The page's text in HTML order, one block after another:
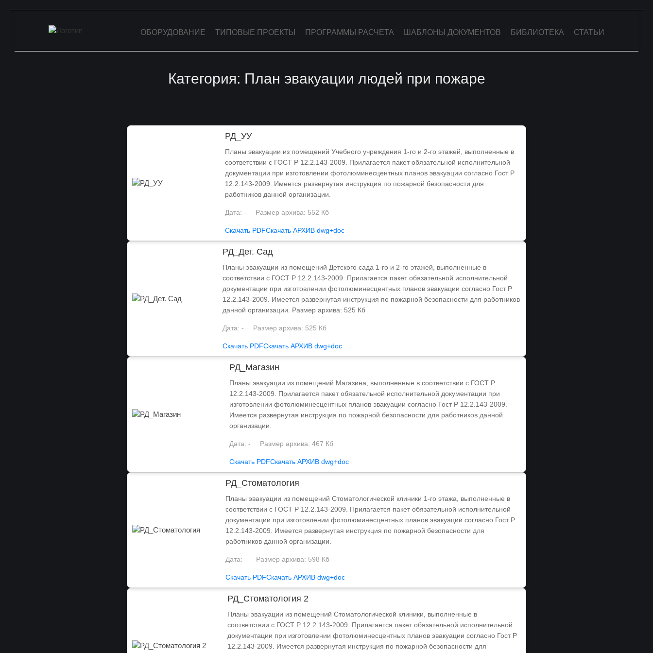
содержанию
ОБОРУДОВАНИЕ ТИПОВЫЕ ПРОЕКТЫ ПРОГРАММЫ РАСЧЕТА ШАБЛОНЫ ДОКУМЕНТОВ БИБЛИОТЕКА СТАТЬИ
Категория: План эвакуации людей при пожаре
РД_Стоматология 2
Планы эвакуации из помещений Стоматологической клиники, выполненные в
соответствии с ГОСТ Р 12.2.143-2009. Прилагается пакет обязательной исполнительной
документации при изготовлении фотолюминесцентных планов эвакуации согласно Гост Р
12.2.143-2009. Имеется развернутая инструкция по пожарной безопасности для
РД_Стоматология
Планы эвакуации из помещений Стоматологической клиники 1-го этажа, выполненные в
соответствии с ГОСТ Р 12.2.143-2009. Прилагается пакет обязательной исполнительной
документации при изготовлении фотолюминесцентных планов эвакуации согласно Гост Р
12.2.143-2009. Имеется развернутая инструкция по пожарной безопасности для
работников данной организации.
Дата: - Размер архива: 598 Кб
Скачать PDFСкачать АРХИВ dwg+doc
РД_Магазин
Планы эвакуации из помещений Магазина, выполненные в соответствии с ГОСТ Р
12.2.143-2009. Прилагается пакет обязательной исполнительной документации при
изготовлении фотолюминесцентных планов эвакуации согласно Гост Р 12.2.143-2009.
Имеется развернутая инструкция по пожарной безопасности для работников данной
организации.
Дата: - Размер архива: 467 Кб
Скачать PDFСкачать АРХИВ dwg+doc
РД_Дет. Сад
Планы эвакуации из помещений Детского сада 1-го и 2-го этажей, выполненные в
соответствии с ГОСТ Р 12.2.143-2009. Прилагается пакет обязательной исполнительной
документации при изготовлении фотолюминесцентных планов эвакуации согласно Гост Р
12.2.143-2009. Имеется развернутая инструкция по пожарной безопасности для работников
данной организации. Размер архива: 525 Кб
Дата: - Размер архива: 525 Кб
Скачать PDFСкачать АРХИВ dwg+doc
РД_УУ
Планы эвакуации из помещений Учебного учреждения 1-го и 2-го этажей, выполненные в
соответствии с ГОСТ Р 12.2.143-2009. Прилагается пакет обязательной исполнительной
документации при изготовлении фотолюминесцентных планов эвакуации согласно Гост Р
12.2.143-2009. Имеется развернутая инструкция по пожарной безопасности для
работников данной организации.
Дата: - Размер архива: 552 Кб
Скачать PDFСкачать АРХИВ dwg+doc